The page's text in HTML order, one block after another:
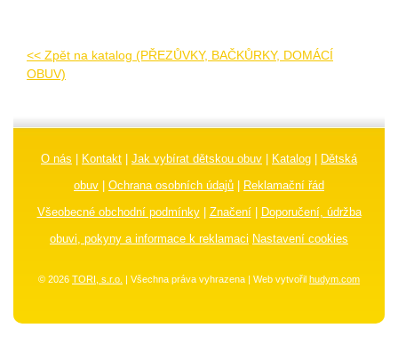
<< Zpět na katalog (PŘEZŮVKY, BAČKŮRKY, DOMÁCÍ
OBUV)
O nás Kontakt Jak vybírat dětskou obuv Katalog
Dětská
obuv
Ochrana osobních údajů
Reklamační řád
Všeobecné obchodní podmínky| Značení|
Doporučení, údržba
obuvi, pokyny a informace k reklamaci Nastavení cookies
© 2026 TORI, s.r.o. | Všechna práva vyhrazena | Web vytvořil hudym.com